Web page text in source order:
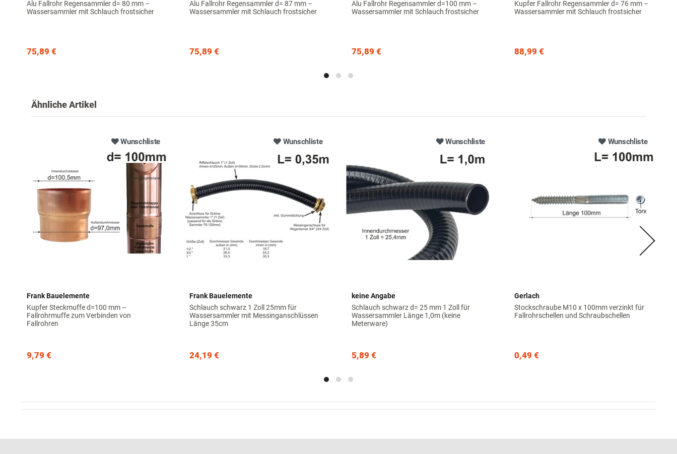
Alu Fallrohr Regensammler d= 80 mm –
Wassersammler mit Schlauch frostsicher
75,89 €
Alu Fallrohr Regensammler d= 87 mm –
Wassersammler mit Schlauch frostsicher
75,89 €
Alu Fallrohr Regensammler d=100 mm –
Wassersammler mit Schlauch frostsicher
75,89 €
Kupfer Fallrohr Regensammler d= 76 mm –
Wassersammler mit Schlauch frostsicher
88,99 €
Ähnliche Artikel
Wunschliste
Frank Bauelemente
Kupfer Steckmuffe d=100 mm –
Fallrohrmuffe zum Verbinden von
Fallrohren
9,79 €
Wunschliste
Frank Bauelemente
Schlauch schwarz 1 Zoll 25mm für
Wassersammler mit Messinganschlüssen
Länge 35cm
24,19 €
Wunschliste
keine Angabe
Schlauch schwarz d= 25 mm 1 Zoll für
Wassersammler Länge 1,0m (keine
Meterware)
5,89 €
Wunschliste
Gerlach
Stockschraube M10 x 100mm verzinkt für
Fallrohrschellen und Schraubschellen
0,49 €